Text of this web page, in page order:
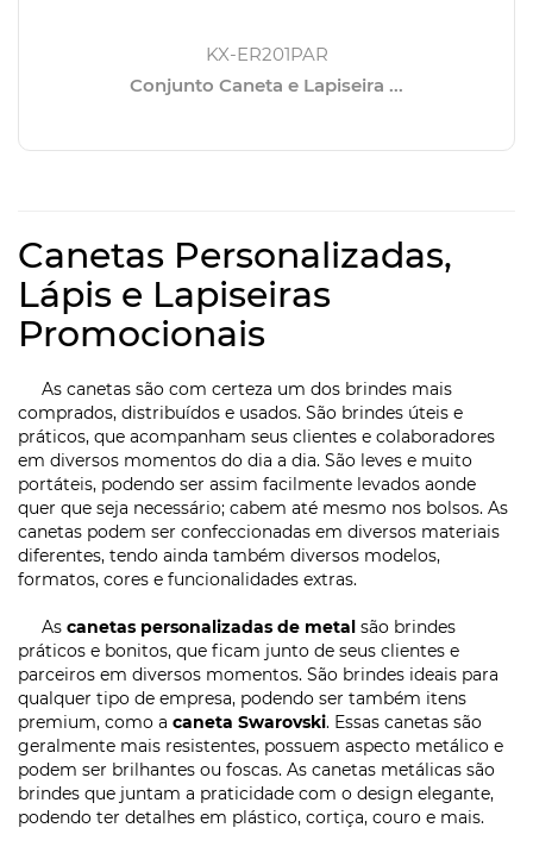
KX-ER201PAR
Conjunto Caneta e Lapiseira ...
Canetas Personalizadas,
Lápis e Lapiseiras
Promocionais
As canetas são com certeza um dos brindes mais
comprados, distribuídos e usados. São brindes úteis e
práticos, que acompanham seus clientes e colaboradores
em diversos momentos do dia a dia. São leves e muito
portáteis, podendo ser assim facilmente levados aonde
quer que seja necessário; cabem até mesmo nos bolsos. As
canetas podem ser confeccionadas em diversos materiais
diferentes, tendo ainda também diversos modelos,
formatos, cores e funcionalidades extras.
As canetas personalizadas de metal são brindes
práticos e bonitos, que ficam junto de seus clientes e
parceiros em diversos momentos. São brindes ideais para
qualquer tipo de empresa, podendo ser também itens
premium, como a caneta Swarovski. Essas canetas são
geralmente mais resistentes, possuem aspecto metálico e
podem ser brilhantes ou foscas. As canetas metálicas são
brindes que juntam a praticidade com o design elegante,
podendo ter detalhes em plástico, cortiça, couro e mais.